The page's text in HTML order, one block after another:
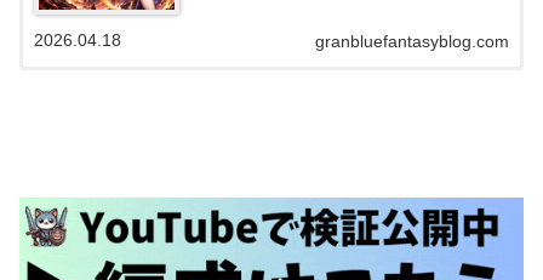
granbluefantasyblog.com
2026.04.18